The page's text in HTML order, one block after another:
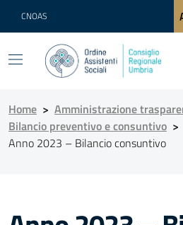
CNOAS
Home > Amministrazione
Bilancio preventivo e consuntivo >
Anno 2023 – Bilancio consuntivo